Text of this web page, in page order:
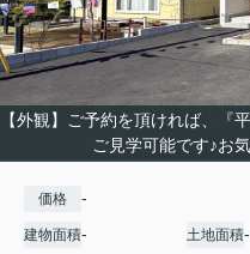
【外観】ご予約を頂ければ、『
ご見学可能です♪お
価格 -
建物面積- 土地面積